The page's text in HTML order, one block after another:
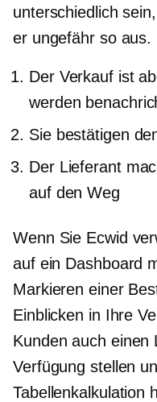
unterschiedlich
er ungefähr so ​​aus.
Der Verkauf ist
werden
Sie bestätigen
Der Lieferant
auf den Weg
Wenn Sie Ecwid
auf ein Dashboard
Markieren einer
Einblicken in Ihre
Kunden auch einen
Verfügung stellen
Tabellenkalkulation